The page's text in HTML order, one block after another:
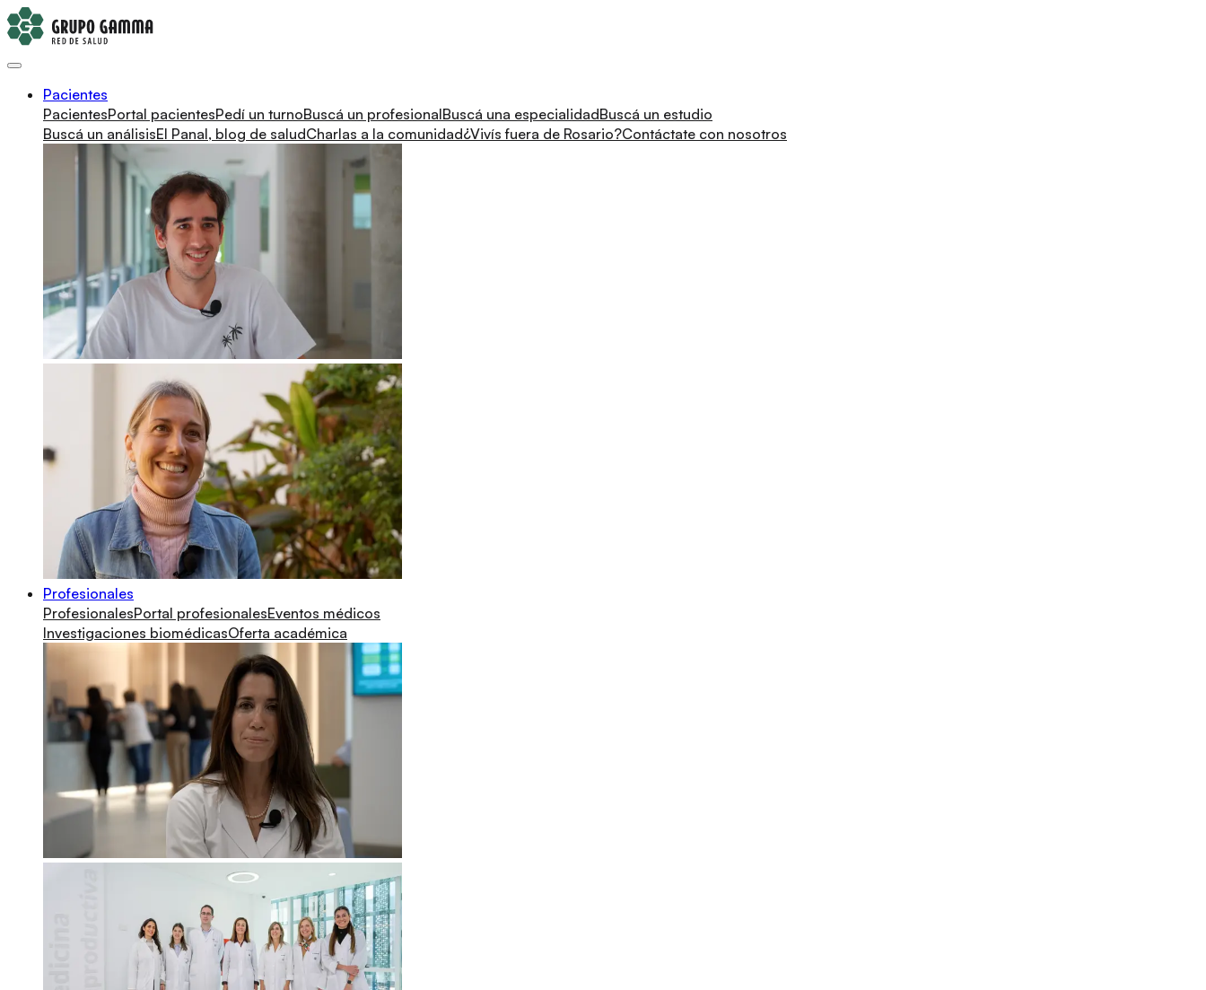
Pacientes
PacientesPortal pacientesPedí un turnoBuscá un profesionalBuscá una especialidadBuscá un estudio
Buscá un análisisEl Panal, blog de saludCharlas a la comunidad¿Vivís fuera de Rosario?Contáctate con nosotros
Profesionales
ProfesionalesPortal profesionalesEventos médicos
Investigaciones biomédicasOferta académica